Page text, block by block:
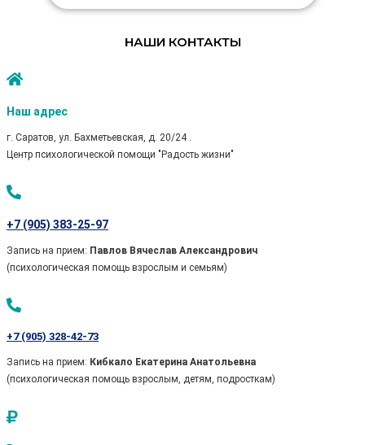
НАШИ КОНТАКТЫ
Наш адрес
г. Саратов, ул. Бахметьевская, д. 20/24 .
Центр психологической помощи "Радость жизни"
+7 (905) 383-25-97
Запись на прием: Павлов Вячеслав Александрович
(психологическая помощь взрослым и семьям)
+7 (905) 328-42-73
Запись на прием: Кибкало Екатерина Анатольевна
(психологическая помощь взрослым, детям, подросткам)